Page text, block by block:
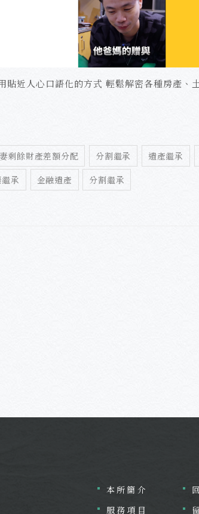
貼近人心口語化的方式 輕鬆解密各種房產、
剩餘財產差額分配 分割繼承 遺產繼承
承 金融遺產 分割繼承
本所簡介
服務項目